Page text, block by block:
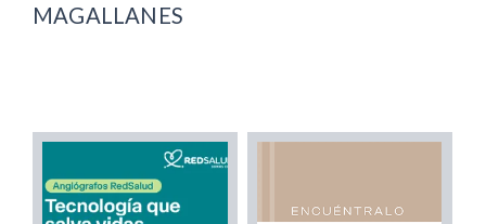
MAGALLANES